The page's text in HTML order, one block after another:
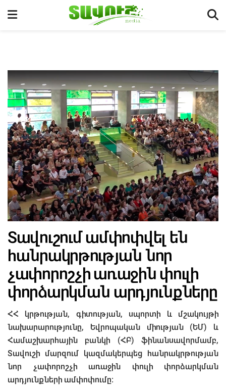
Տավուշում ամփոփվել են
հանրակրթության նոր
չափորոշչի առաջին փուլի
փորձարկման արդյունքները
ՀՀ կրթության, գիտության, սպորտի և մշակույթի
նախարարությունը, Եվրոպական միության (ԵՄ) և
Համաշխարհային բանկի (ՀԲ) ֆինանսավորմամբ,
Տավուշի մարզում կազմակերպեց հանրակրթության
նոր չափորոշչի առաջին փուլի փորձարկման
արդյունքների ամփոփումը: